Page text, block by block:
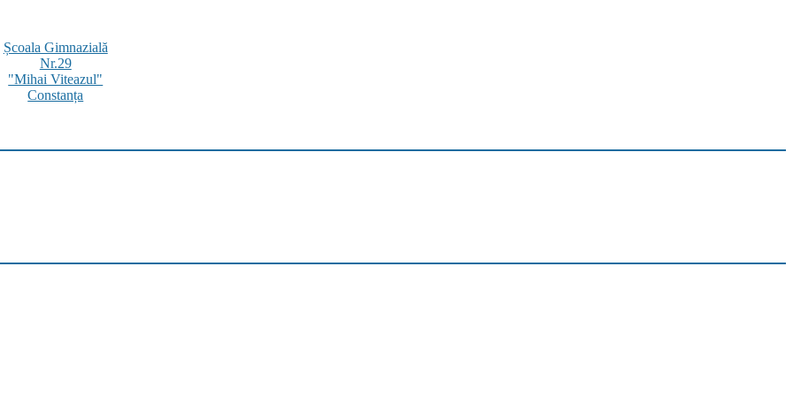
Școala Gimnazială
Nr.29
"Mihai Viteazul"
Constanța